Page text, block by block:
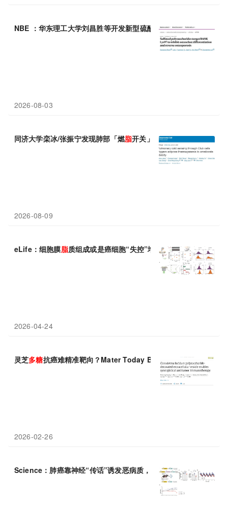
NBE ：华东理工大学刘昌胜等开发新型硫酸化多糖让破骨细胞“停
2026-08-03
同济大学栾冰/张振宁发现肺部「燃脂开关」：寒冷可被转成燃脂
2026-08-09
eLife：细胞膜脂质组成或是癌细胞“失控”增殖的隐形推手
2026-04-24
灵芝多糖抗癌难精准靶向？Mater Today Bio证实肿瘤外囊泡修饰
2026-02-26
Science：肺癌靠神经“传话”诱发恶病质，高 脂饮食反而越补越糟